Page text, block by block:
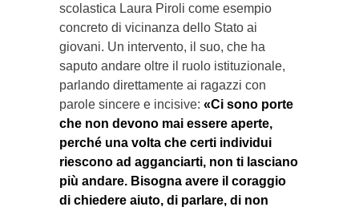
scolastica Laura Piroli come esempio
concreto di vicinanza dello Stato ai
giovani. Un intervento, il suo, che ha
saputo andare oltre il ruolo istituzionale,
parlando direttamente ai ragazzi con
parole sincere e incisive: «Ci sono porte
che non devono mai essere aperte,
perché una volta che certi individui
riescono ad agganciarti, non ti lasciano
più andare. Bisogna avere il coraggio
di chiedere aiuto, di parlare, di non